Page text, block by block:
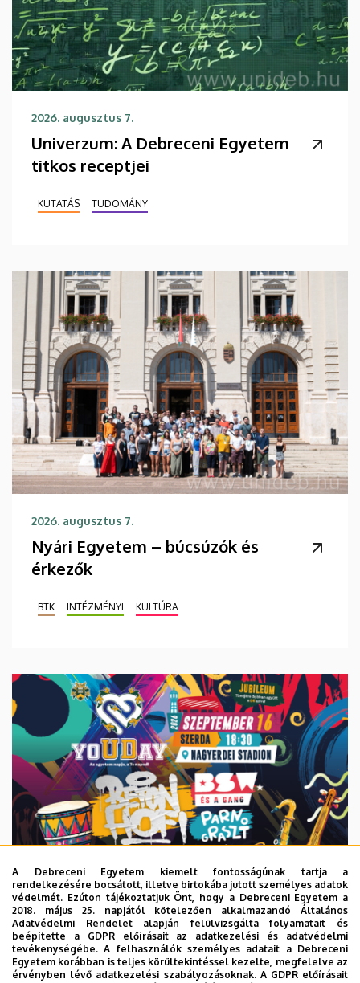
2026. augusztus 7.
Univerzum: A Debreceni Egyetem
titkos receptjei
KUTATÁS TUDOMÁNY
2026. augusztus 7.
Nyári Egyetem – búcsúzók és
érkezők
BTK INTÉZMÉNYI KULTÚRA
2026. augusztus 6.
Közeleg a 10. yoUDay, hazai sztárok
a láthatáron
A Debreceni Egyetem kiemelt fontosságúnak tartja a
rendelkezésére bocsátott, illetve birtokába jutott személyes adatok
védelmét. Ezúton tájékoztatjuk Önt, hogy a Debreceni Egyetem a
2018. május 25. napjától kötelezően alkalmazandó Általános
Adatvédelmi Rendelet alapján felülvizsgálta folyamatait és
beépítette a GDPR előírásait az adatkezelési és adatvédelmi
tevékenységébe. A felhasználók személyes adatait a Debreceni
Egyetem korábban is teljes körültekintéssel kezelte, megfelelve az
érvényben lévő adatkezelési szabályozásoknak. A GDPR előírásait